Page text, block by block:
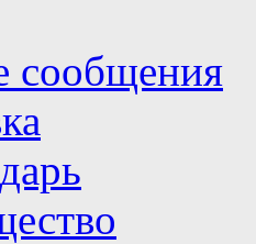
сообщения